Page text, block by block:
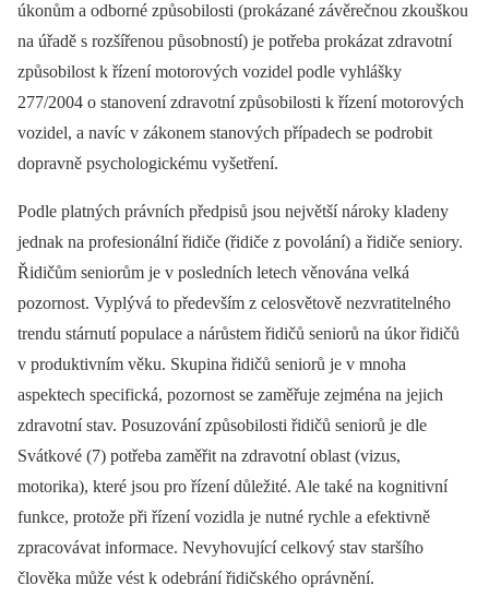
úkonům a odborné způsobilosti (prokázané závěrečnou zkouškou
na úřadě s rozšířenou působností) je potřeba prokázat zdravotní
způsobilost k řízení motorových vozidel podle vyhlášky
277/2004 o stanovení zdravotní způsobilosti k řízení motorových
vozidel, a navíc v zákonem stanových případech se podrobit
dopravně psychologickému vyšetření.
Podle platných právních předpisů jsou největší nároky kladeny
jednak na profesionální řidiče (řidiče z povolání) a řidiče seniory.
Řidičům seniorům je v posledních letech věnována velká
pozornost. Vyplývá to především z celosvětově nezvratitelného
trendu stárnutí populace a nárůstem řidičů seniorů na úkor řidičů
v produktivním věku. Skupina řidičů seniorů je v mnoha
aspektech specifická, pozornost se zaměřuje zejména na jejich
zdravotní stav. Posuzování způsobilosti řidičů seniorů je dle
Svátkové (7) potřeba zaměřit na zdravotní oblast (vizus,
motorika), které jsou pro řízení důležité. Ale také na kognitivní
funkce, protože při řízení vozidla je nutné rychle a efektivně
zpracovávat informace. Nevyhovující celkový stav staršího
člověka může vést k odebrání řidičského oprávnění.